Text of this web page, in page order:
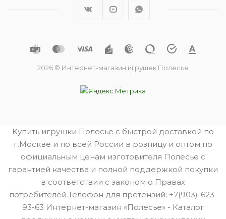
2026 © Интернет-магазин игрушек Полесье
Купить игрушки Полесье с быстрой доставкой по
г.Москве и по всей России в розницу и оптом по
официальным ценам изготовителя Полесье с
гарантией качества и полной поддержкой покупки
в соответствии с законом о Правах
потребителей.Телефон для претензий: +7(903)-623-
93-63 Интернет-магазин «Полесье» - Каталог